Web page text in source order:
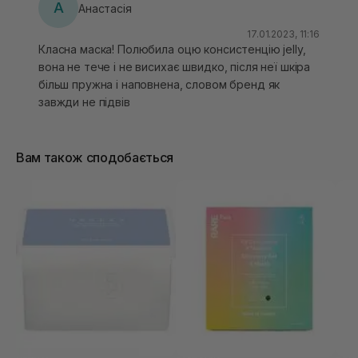
А Анастасія
17.01.2023, 11:16
Класна маска! Полюбила оцю консистенцію jelly,
вона не тече і не висихає швидко, після неї шкіра
більш пружна і наповнена, словом бренд як
завжди не підвів
Вам також сподобається